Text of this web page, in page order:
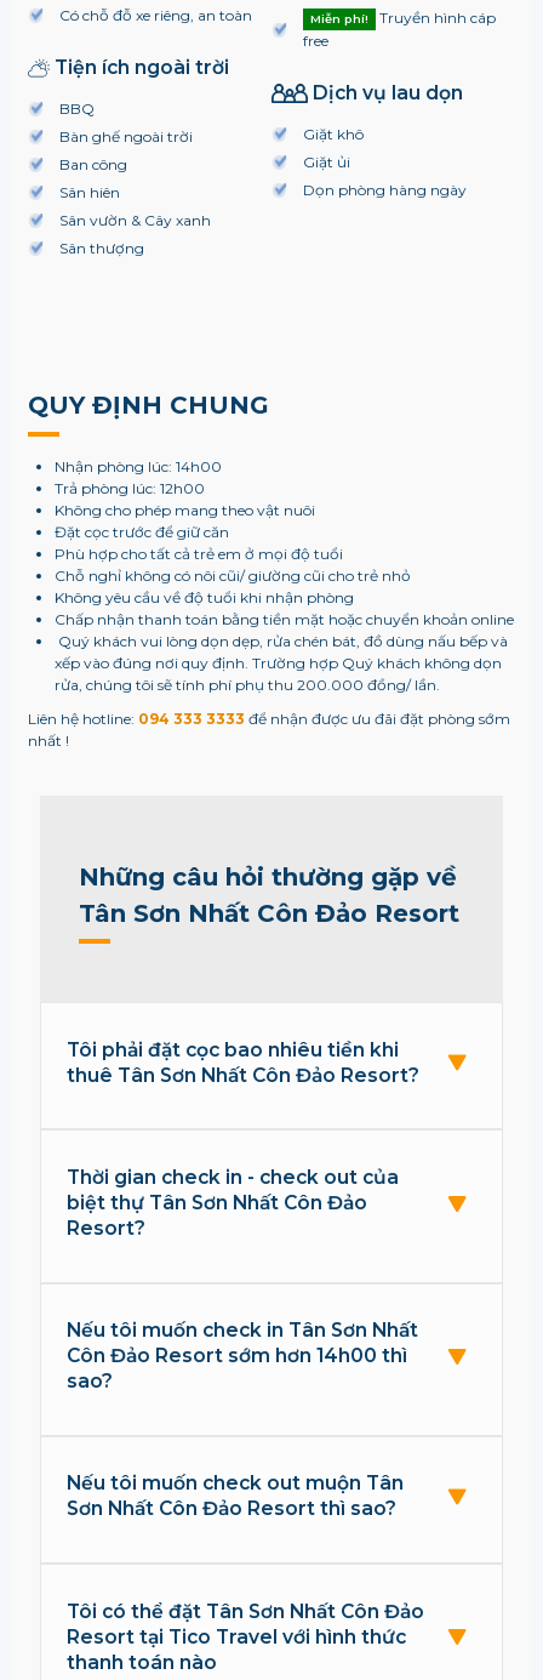
Có chỗ đỗ xe riêng, an toàn
Tiện ích ngoài trời
BBQ
Bàn ghế ngoài trời
Ban công
Sân hiên
Sân vườn & Cây xanh
Sân thượng
Miễn phí!
Truyền hình cáp
free
Dịch vụ lau dọn
Giặt khô
Giặt ủi
Dọn phòng hàng ngày
QUY ĐỊNH CHUNG
Nhận phòng lúc: 14h00
Trả phòng lúc: 12h00
Không cho phép mang theo vật nuôi
Đặt cọc trước để giữ căn
Phù hợp cho tất cả trẻ em ở mọi độ tuổi
Chỗ nghỉ không có nôi cũi/ giường cũi cho trẻ nhỏ
Không yêu cầu về độ tuổi khi nhận phòng
Chấp nhận thanh toán bằng tiền mặt hoặc chuyển khoản online
Quý khách vui lòng dọn dẹp, rửa chén bát, đồ dùng nấu bếp và
xếp vào đúng nơi quy định. Trường hợp Quý khách không dọn
rửa, chúng tôi sẽ tính phí phụ thu 200.000 đồng/ lần.
Liên hệ hotline: 094 333 3333 để nhận được ưu đãi đặt phòng sớm
nhất !
Những câu hỏi thường gặp về
Tân Sơn Nhất Côn Đảo Resort
Tôi phải đặt cọc bao nhiêu tiền khi
thuê Tân Sơn Nhất Côn Đảo Resort?
Thời gian check in - check out của
biệt thự Tân Sơn Nhất Côn Đảo
Resort?
Nếu tôi muốn check in Tân Sơn Nhất
Côn Đảo Resort sớm hơn 14h00 thì
sao?
Nếu tôi muốn check out muộn Tân
Sơn Nhất Côn Đảo Resort thì sao?
Tôi có thể đặt Tân Sơn Nhất Côn Đảo
Resort tại Tico Travel với hình thức
thanh toán nào